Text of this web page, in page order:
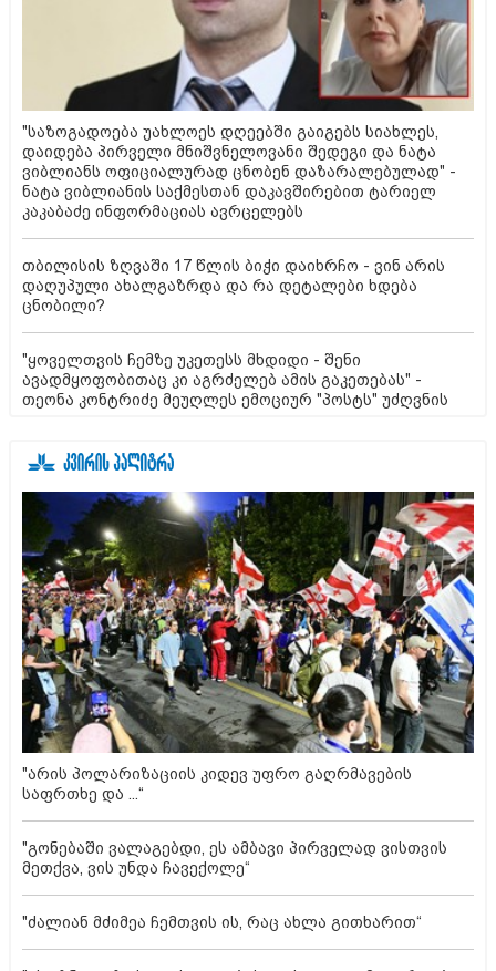
"საზოგადოება უახლოეს დღეებში გაიგებს სიახლეს,
დაიდება პირველი მნიშვნელოვანი შედეგი და ნატა
ვიბლიანს ოფიციალურად ცნობენ დაზარალებულად" -
ნატა ვიბლიანის საქმესთან დაკავშირებით ტარიელ
კაკაბაძე ინფორმაციას ავრცელებს
თბილისის ზღვაში 17 წლის ბიჭი დაიხრჩო - ვინ არის
დაღუპული ახალგაზრდა და რა დეტალები ხდება
ცნობილი?
"ყოველთვის ჩემზე უკეთესს მხდიდი - შენი
ავადმყოფობითაც კი აგრძელებ ამის გაკეთებას" -
თეონა კონტრიძე მეუღლეს ემოციურ "პოსტს" უძღვნის
"არის პოლარიზაციის კიდევ უფრო გაღრმავების
საფრთხე და ...“
"გონებაში ვალაგებდი, ეს ამბავი პირველად ვისთვის
მეთქვა, ვის უნდა ჩავექოლე“
"ძალიან მძიმეა ჩემთვის ის, რაც ახლა გითხარით“